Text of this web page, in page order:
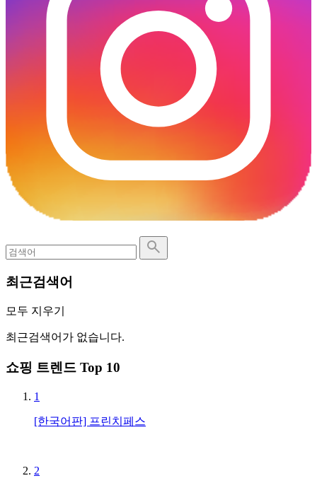
최근검색어
모두 지우기
최근검색어가 없습니다.
쇼핑 트렌드 Top 10
1
[한국어판] 프린치페스
2